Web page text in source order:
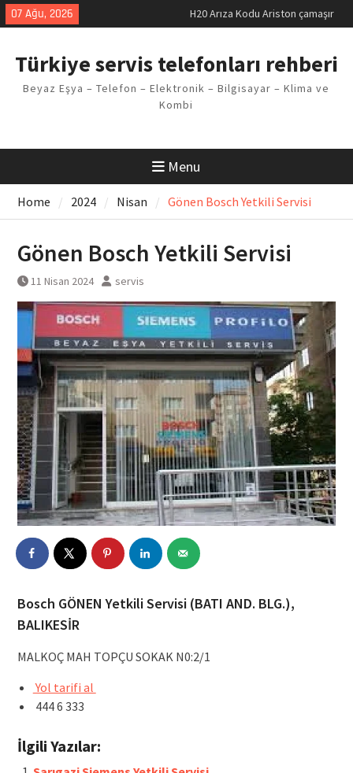
Skip
to
07 Ağu, 2026
H20 Arıza Kodu Ariston çamaşır
makinesi Sorunu
Arçelik buzdolabı F5 Hatası
Vaillant çamaşır makinesi E03
Arıza Kodu
Türkiye servis telefonları rehberi
Beyaz Eşya – Telefon – Elektronik – Bilgisayar – Klima ve
Kombi
Menu
Home 2024 Nisan Gönen Bosch Yetkili Servisi
Gönen Bosch Yetkili Servisi
11 Nisan 2024 servis
Bosch GÖNEN Yetkili Servisi (BATI AND. BLG.),
BALIKESİR
MALKOÇ MAH TOPÇU SOKAK N0:2/1
Yol tarifi al
444 6 333
İlgili Yazılar: